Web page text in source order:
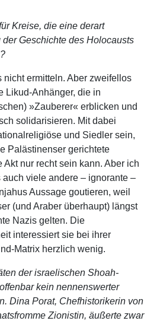
Kreise, die eine derart
Geschichte des Holocausts
nicht ermitteln. Aber zweifellos
Likud-Anhänger, die in
»Zauberer« erblicken und
solidarisieren. Mit dabei
und Siedler sein,
Palästinenser gerichtete
nur recht sein kann. Aber ich
auch viele andere – ignorante –
Aussage goutieren, weil
(und Araber überhaupt) längst
Nazis gelten. Die
interessiert sie bei ihrer
Matrix herzlich wenig.
der israelischen Shoah-
kein nennenswerter
Dina Porat, Chefhistorikerin von
Zionistin, äußerte zwar